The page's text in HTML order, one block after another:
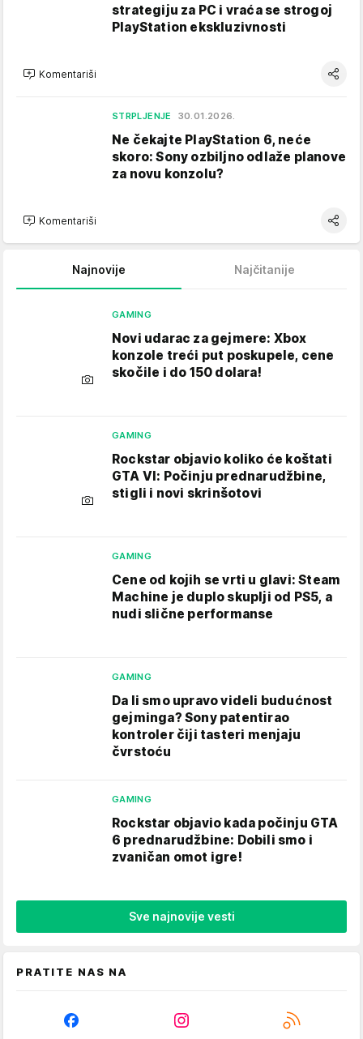
strategiju za PC i vraća se strogoj
PlayStation ekskluzivnosti
Komentariši
STRPLJENJE 30.01.2026.
Ne čekajte PlayStation 6, neće
skoro: Sony ozbiljno odlaže planove
za novu konzolu?
Komentariši
Najnovije Najčitanije
GAMING
Novi udarac za gejmere: Xbox
konzole treći put poskupele, cene
skočile i do 150 dolara!
GAMING
Rockstar objavio koliko će koštati
GTA VI: Počinju prednarudžbine,
stigli i novi skrinšotovi
GAMING
Cene od kojih se vrti u glavi: Steam
Machine je duplo skuplji od PS5, a
nudi slične performanse
GAMING
Da li smo upravo videli budućnost
gejminga? Sony patentirao
kontroler čiji tasteri menjaju
čvrstoću
GAMING
Rockstar objavio kada počinju GTA
6 prednarudžbine: Dobili smo i
zvaničan omot igre!
Sve najnovije vesti
PRATITE NAS NA